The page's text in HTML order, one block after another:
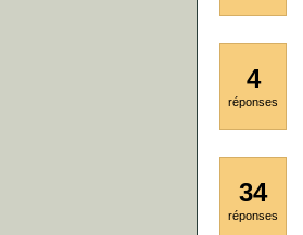
4
réponses
34
réponses